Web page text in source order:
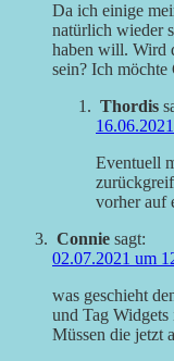
Da ich einige
natürlich wieder
haben will. Wird
sein? Ich möchte
Thordis
Eventuell
vorher auf
Connie sagt:
02.07.2021 um
was geschieht
und Tag Widgets
Müssen die jetzt